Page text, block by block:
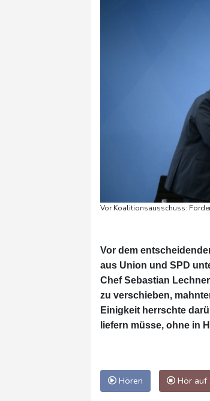
Vor Koalitionsausschuss:
Vor dem
aus Union und SPD
Chef Sebastian
zu verschieben,
Einigkeit herrschte
liefern müsse, ohne in
Hören Hör auf